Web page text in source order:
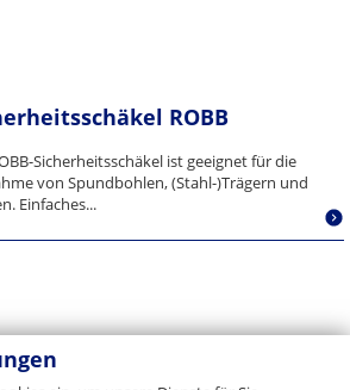
ROBB
Sicherheitsschäkel ist geeignet für die
von Spundbohlen, (Stahl-)Trägern und
Einfaches...